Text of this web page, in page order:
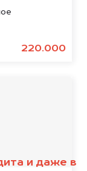
220.000
и даже в